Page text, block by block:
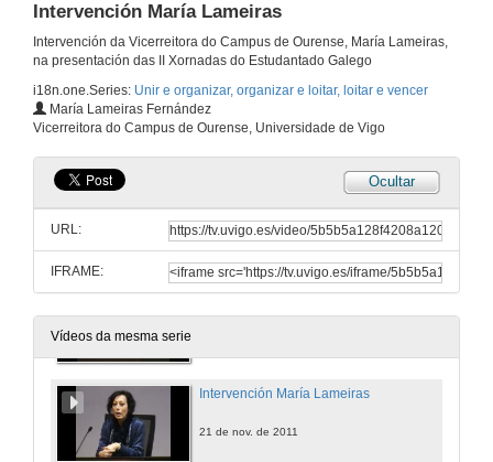
Intervención María Lameiras
Intervención da Vicerreitora do Campus de Ourense, María Lameiras,
na presentación das II Xornadas do Estudantado Galego
i18n.one.Series: Unir e organizar, organizar e loitar, loitar e vencer
María Lameiras Fernández
Vicerreitora do Campus de Ourense, Universidade de Vigo
Ocultar
URL:
IFRAME:
Vídeos da mesma serie
21 de nov. de 2011
Intervención María Elisa Alén
Intervención María Lameiras
21 de nov. de 2011